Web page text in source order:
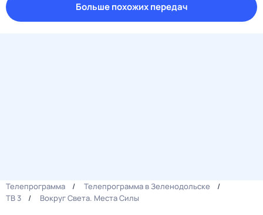
Больше похожих передач
Телепрограмма
Телепрограмма в Зеленодольске
ТВ 3
Вокруг Света. Места Силы